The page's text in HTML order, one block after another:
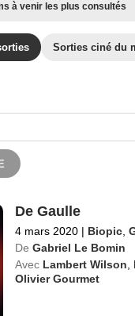
à venir les plus consultés
Sorties ciné du
De Gaulle
4 mars 2020 | Biopic ,
De Gabriel Le Bomin
Avec Lambert Wilson
Olivier Gourmet